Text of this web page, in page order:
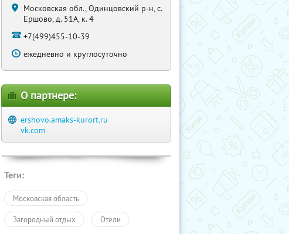
Московская обл., Одинцовский р-н, с.
Ершово, д. 51А, к. 4
+7(499)455-10-39
ежедневно и круглосуточно
О партнере:
ershovo.amaks-kurort.ru
vk.com
Теги:
Московская область
Загородный отдых Отели